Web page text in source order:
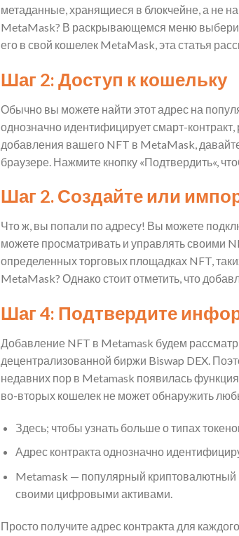
метаданные, хранящиеся в блокчейне, а не
MetaMask? В раскрывающемся меню
его в свой кошелек MetaMask, эта статья
Шаг 2: Доступ к кошельку
Обычно вы можете найти этот адрес на
однозначно идентифицирует смарт-
добавления вашего NFT в MetaMask,
браузере. Нажмите кнопку «Подтвердить«,
Шаг 2. Создайте или
Что ж, вы попали по адресу! Вы можете
можете просматривать и управлять своими
определенных торговых площадках NFT,
MetaMask? Однако стоит отметить, что
Шаг 4: Подтвердите
Добавление NFT в Metamask будем
децентрализованной биржи Biswap DEX.
недавних пор в Metamask появилась
во-вторых кошелек не может обнаружить
Здесь; чтобы узнать больше о типах
Адрес контракта однозначно
Metamask — популярный криптовалютный
своими цифровыми активами.
Просто получите адрес контракта для